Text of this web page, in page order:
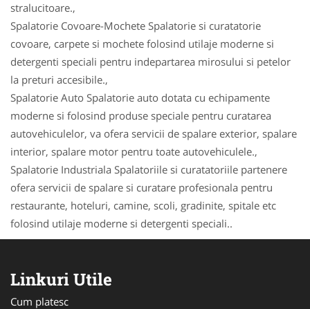
stralucitoare.,
Spalatorie Covoare-Mochete Spalatorie si curatatorie
covoare, carpete si mochete folosind utilaje moderne si
detergenti speciali pentru indepartarea mirosului si petelor
la preturi accesibile.,
Spalatorie Auto Spalatorie auto dotata cu echipamente
moderne si folosind produse speciale pentru curatarea
autovehiculelor, va ofera servicii de spalare exterior, spalare
interior, spalare motor pentru toate autovehiculele.,
Spalatorie Industriala Spalatoriile si curatatoriile partenere
ofera servicii de spalare si curatare profesionala pentru
restaurante, hoteluri, camine, scoli, gradinite, spitale etc
folosind utilaje moderne si detergenti speciali..
Linkuri Utile
Cum platesc